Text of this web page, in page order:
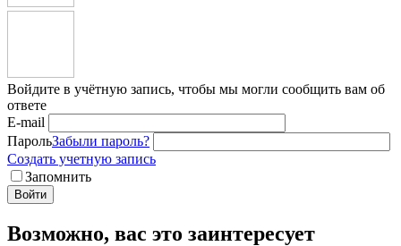
Войдите в учётную запись, чтобы мы могли сообщить вам об
ответе
E-mail
ПарольЗабыли пароль?
Создать учетную запись
Запомнить
Войти
Возможно, вас это заинтересует